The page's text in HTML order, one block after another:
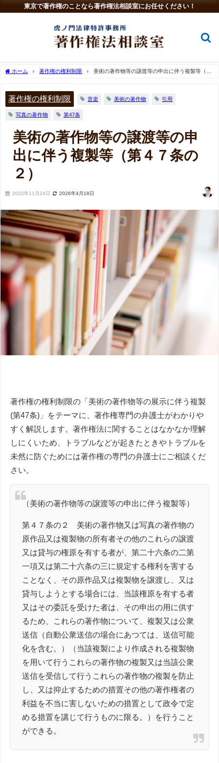
東京で著作権のことなら著作権法相談室にお任せください！
ホーム 著作権の権利制限
美術の著作物等の譲渡等の申出に伴う複製等（第
著作権の権利制限 音楽 美術の著作物 引用
写真の著作物 第47条
美術の著作物等の譲渡等の申
出に伴う複製等（第４７条の
２）
2022年11月24日 2026年4月18日
著作権の権利制限の「美術の著作物等の展示に伴う複製
(第47条)」をテーマに、著作権専門の弁護士がわかりや
すく解説します。著作権法に関することはなかなか理解
しにくいため、トラブルなどが起きたときやトラブルを
未然に防ぐためには著作権の専門の弁護士にご相談くだ
さい。
（美術の著作物等の譲渡等の申出に伴う複製等）
第４７条の２ 美術の著作物又は写真の著作物の
原作品又は複製物の所有者その他のこれらの譲渡
又は貸与の権原を有する者が、第二十六条の二第
一項又は第二十六条の三に規定する権利を害する
ことなく、その原作品又は複製物を譲渡し、又は
貸与しようとする場合には、当該権原を有する者
又はその委託を受けた者は、その申出の用に供す
るため、これらの著作物について、複製又は公衆
送信（自動公衆送信の場合にあつては、送信可能
化を含む。）（当該複製により作成される複製物
を用いて行うこれらの著作物の複製又は当該公衆
送信を受信して行うこれらの著作物の複製を防止
し、又は抑止するための措置その他の著作権者の
利益を不当に害しないための措置として政令で定
める措置を講じて行うものに限る。）を行うこと
ができる。